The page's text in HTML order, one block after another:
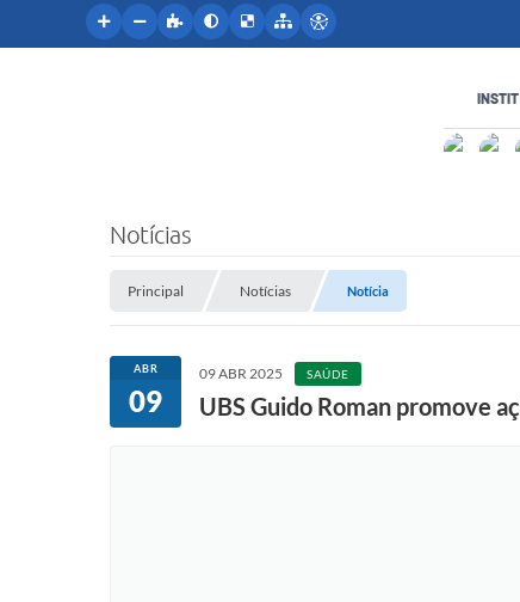
Notícias
Principal Notícias Notícia
ABR
09
09 ABR 2025 SAÚDE
UBS Guido Roman promove